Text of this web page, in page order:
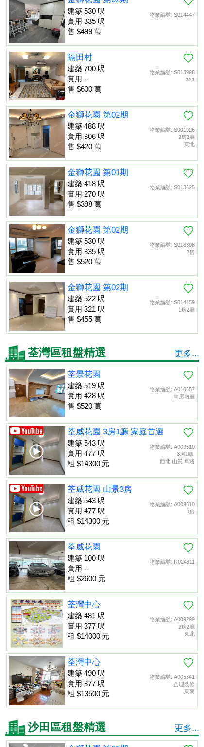
物業編號: S014447
建築 530 呎
實用 335 呎
售 $499 萬
物業編號: S013998
3X1
隔田村
建築 700 呎
實用 --
售 $600 萬
物業編號: S001926
2房2廳
東北
金獅花園 第02期
建築 488 呎
實用 306 呎
售 $420 萬
物業編號: S013625
金獅花園 第01期
建築 418 呎
實用 270 呎
售 $398 萬
物業編號: S016308
2房
金獅花園 第02期
建築 530 呎
實用 335 呎
售 $520 萬
物業編號: S014459
1房2廳
金獅花園 第02期
建築 522 呎
實用 321 呎
售 $455 萬
荃灣區租盤精選 更多...
物業編號: A016657
兩房兩廳
荃景花園
建築 519 呎
實用 428 呎
售 $520 萬
物業編號: A009510
3房1廳,
西北 山景 單邊
荃威花園 3房1廳 家庭首選
建築 543 呎
實用 477 呎
租 $14300 元
物業編號: A009510
3房
荃威花園 山景3房
建築 543 呎
實用 477 呎
租 $14300 元
物業編號: R024811
荃威花園
建築 100 呎
實用 --
租 $2600 元
物業編號: A009299
2房2廳
東北
荃灣中心
建築 481 呎
實用 377 呎
租 $14000 元
物業編號: A005341
企理裝修
東南
荃灣中心
建築 490 呎
實用 377 呎
租 $13500 元
沙田區租盤精選 更多...